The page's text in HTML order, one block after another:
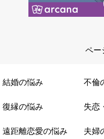
ペー
結婚の悩み 不倫
復縁の悩み 失恋
遠距離恋愛の悩み 夫婦